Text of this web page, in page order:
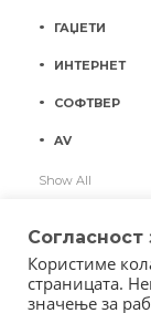
ГАЏЕТИ
ИНТЕРНЕТ
СОФТВЕР
AV
Show All
Користиме
страницата.
значење за